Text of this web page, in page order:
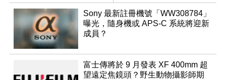
升級
Sony 最新註冊機號「WW308784」
曝光，隨身機或 APS-C 系統將迎新
成員？
富士傳將於 9 月發表 XF 400mm 超
望遠定焦鏡頭？野生動物攝影師期